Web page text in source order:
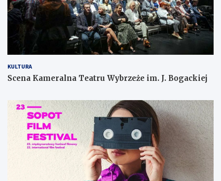
KULTURA
Scena Kameralna Teatru Wybrzeże im. J. Bogackiej